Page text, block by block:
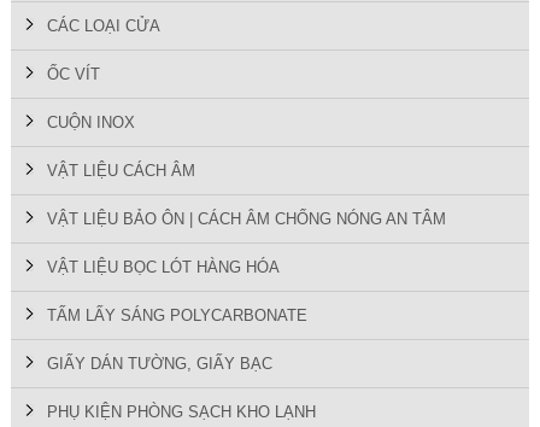
CÁC LOẠI CỬA
ỐC VÍT
CUỘN INOX
VẬT LIỆU CÁCH ÂM
VẬT LIỆU BẢO ÔN | CÁCH ÂM CHỐNG NÓNG AN TÂM
VẬT LIỆU BỌC LÓT HÀNG HÓA
TẤM LẤY SÁNG POLYCARBONATE
GIẤY DÁN TƯỜNG, GIẤY BẠC
PHỤ KIỆN PHÒNG SẠCH KHO LẠNH